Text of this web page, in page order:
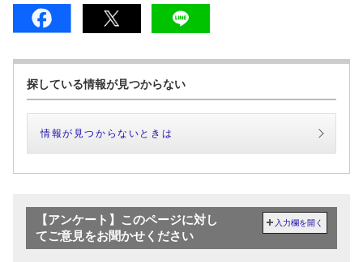
探している情報が見つからない
情報が見つからないときは
【アンケート】このページに対し
てご意見をお聞かせください
入力欄を開く